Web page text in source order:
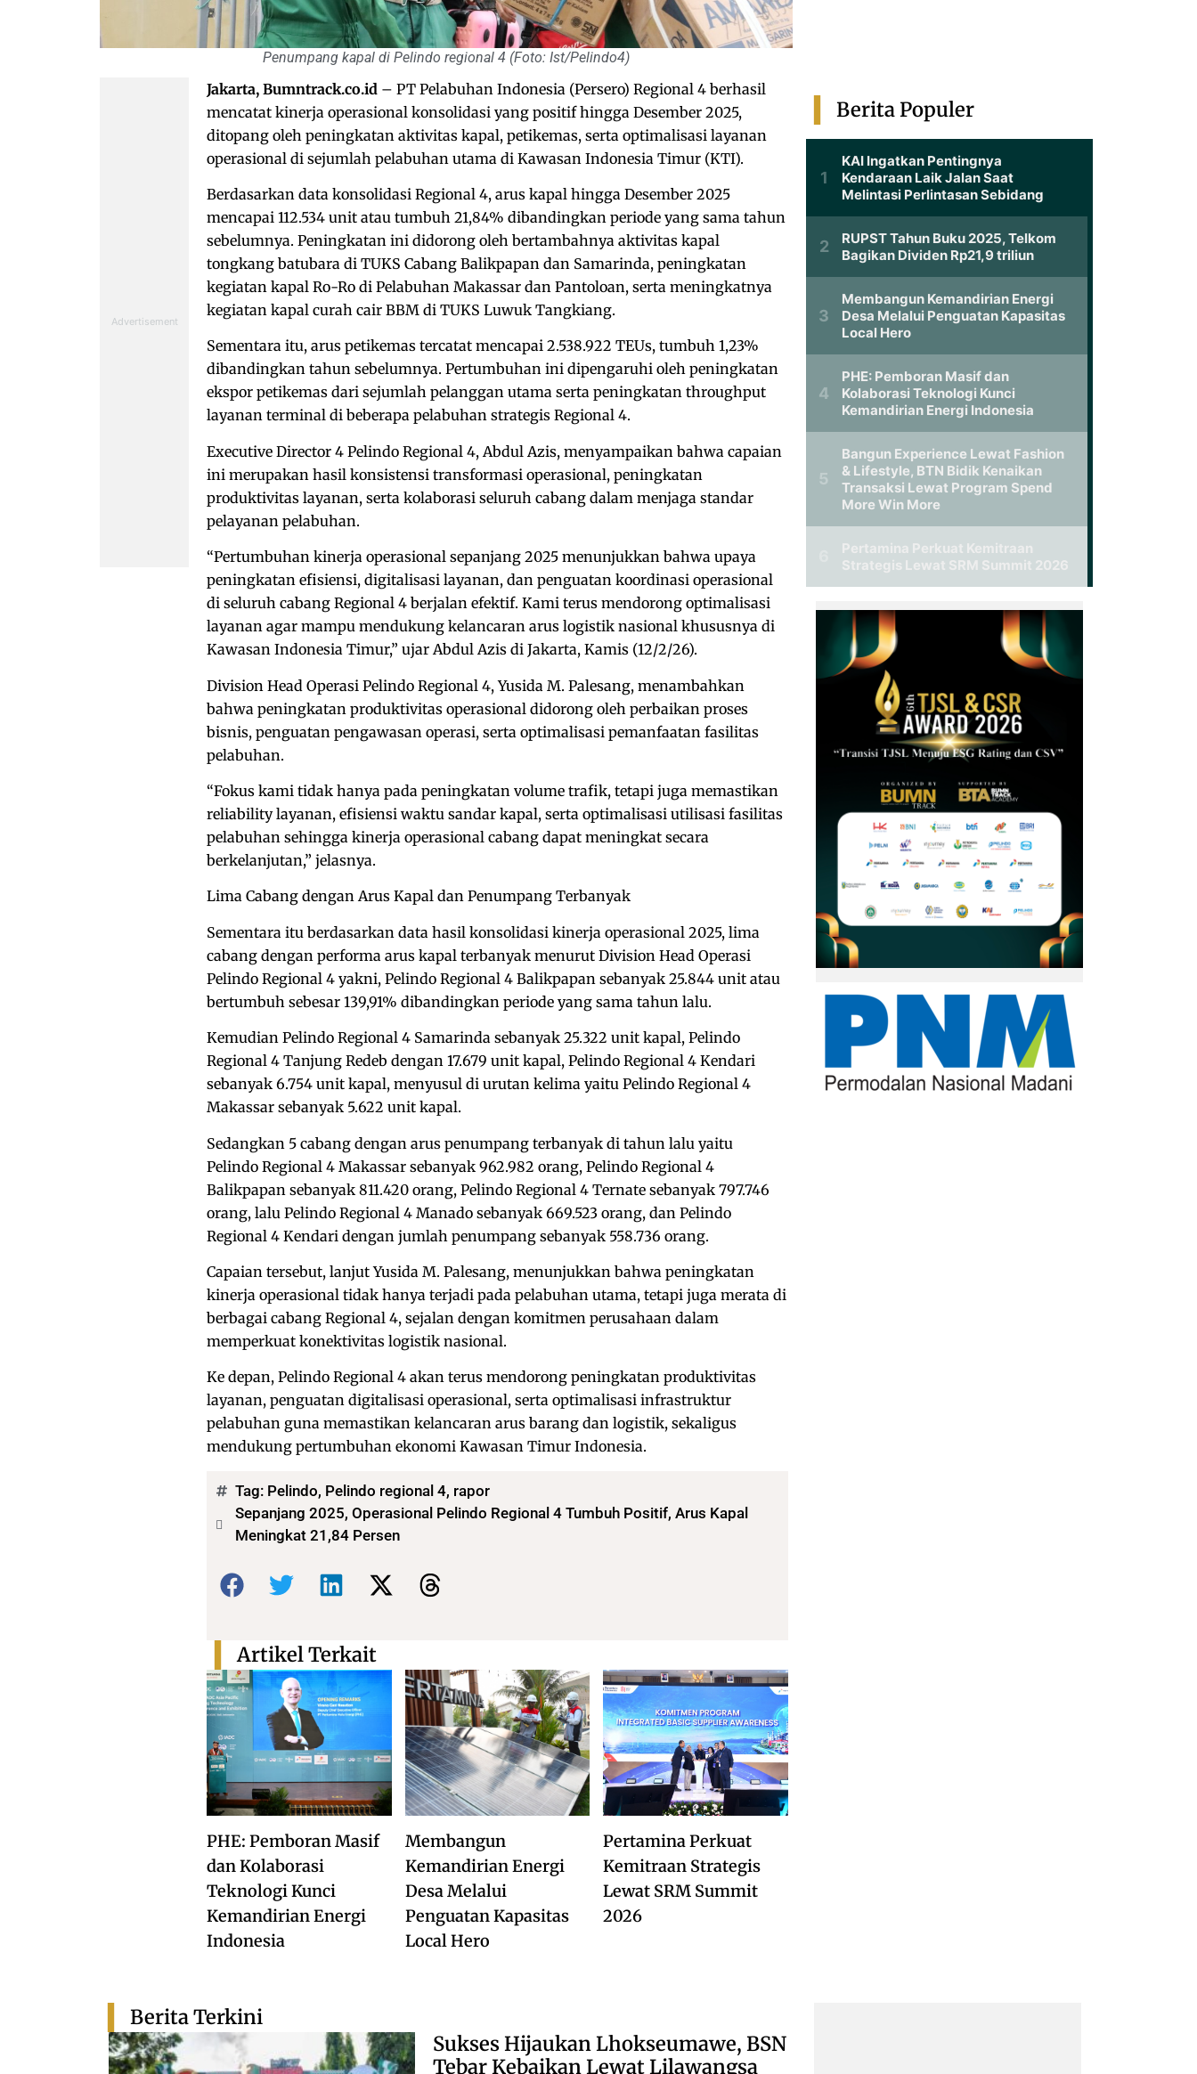
Penumpang kapal di Pelindo regional 4 (Foto: Ist/Pelindo4)
Jakarta, Bumntrack.co.id – PT Pelabuhan Indonesia (Persero) Regional 4 berhasil
mencatat kinerja operasional konsolidasi yang positif hingga Desember 2025,
ditopang oleh peningkatan aktivitas kapal, petikemas, serta optimalisasi layanan
operasional di sejumlah pelabuhan utama di Kawasan Indonesia Timur (KTI).
Berdasarkan data konsolidasi Regional 4, arus kapal hingga Desember 2025
mencapai 112.534 unit atau tumbuh 21,84% dibandingkan periode yang sama tahun
sebelumnya. Peningkatan ini didorong oleh bertambahnya aktivitas kapal
tongkang batubara di TUKS Cabang Balikpapan dan Samarinda, peningkatan
kegiatan kapal Ro-Ro di Pelabuhan Makassar dan Pantoloan, serta meningkatnya
kegiatan kapal curah cair BBM di TUKS Luwuk Tangkiang.
Sementara itu, arus petikemas tercatat mencapai 2.538.922 TEUs, tumbuh 1,23%
dibandingkan tahun sebelumnya. Pertumbuhan ini dipengaruhi oleh peningkatan
ekspor petikemas dari sejumlah pelanggan utama serta peningkatan throughput
layanan terminal di beberapa pelabuhan strategis Regional 4.
Executive Director 4 Pelindo Regional 4, Abdul Azis, menyampaikan bahwa capaian
ini merupakan hasil konsistensi transformasi operasional, peningkatan
produktivitas layanan, serta kolaborasi seluruh cabang dalam menjaga standar
pelayanan pelabuhan.
“Pertumbuhan kinerja operasional sepanjang 2025 menunjukkan bahwa upaya
peningkatan efisiensi, digitalisasi layanan, dan penguatan koordinasi operasional
di seluruh cabang Regional 4 berjalan efektif. Kami terus mendorong optimalisasi
layanan agar mampu mendukung kelancaran arus logistik nasional khususnya di
Kawasan Indonesia Timur,” ujar Abdul Azis di Jakarta, Kamis (12/2/26).
Division Head Operasi Pelindo Regional 4, Yusida M. Palesang, menambahkan
bahwa peningkatan produktivitas operasional didorong oleh perbaikan proses
bisnis, penguatan pengawasan operasi, serta optimalisasi pemanfaatan fasilitas
pelabuhan.
“Fokus kami tidak hanya pada peningkatan volume trafik, tetapi juga memastikan
reliability layanan, efisiensi waktu sandar kapal, serta optimalisasi utilisasi fasilitas
pelabuhan sehingga kinerja operasional cabang dapat meningkat secara
berkelanjutan,” jelasnya.
Lima Cabang dengan Arus Kapal dan Penumpang Terbanyak
Sementara itu berdasarkan data hasil konsolidasi kinerja operasional 2025, lima
cabang dengan performa arus kapal terbanyak menurut Division Head Operasi
Pelindo Regional 4 yakni, Pelindo Regional 4 Balikpapan sebanyak 25.844 unit atau
bertumbuh sebesar 139,91% dibandingkan periode yang sama tahun lalu.
Kemudian Pelindo Regional 4 Samarinda sebanyak 25.322 unit kapal, Pelindo
Regional 4 Tanjung Redeb dengan 17.679 unit kapal, Pelindo Regional 4 Kendari
sebanyak 6.754 unit kapal, menyusul di urutan kelima yaitu Pelindo Regional 4
Makassar sebanyak 5.622 unit kapal.
Sedangkan 5 cabang dengan arus penumpang terbanyak di tahun lalu yaitu
Pelindo Regional 4 Makassar sebanyak 962.982 orang, Pelindo Regional 4
Balikpapan sebanyak 811.420 orang, Pelindo Regional 4 Ternate sebanyak 797.746
orang, lalu Pelindo Regional 4 Manado sebanyak 669.523 orang, dan Pelindo
Regional 4 Kendari dengan jumlah penumpang sebanyak 558.736 orang.
Capaian tersebut, lanjut Yusida M. Palesang, menunjukkan bahwa peningkatan
kinerja operasional tidak hanya terjadi pada pelabuhan utama, tetapi juga merata di
berbagai cabang Regional 4, sejalan dengan komitmen perusahaan dalam
memperkuat konektivitas logistik nasional.
Ke depan, Pelindo Regional 4 akan terus mendorong peningkatan produktivitas
layanan, penguatan digitalisasi operasional, serta optimalisasi infrastruktur
pelabuhan guna memastikan kelancaran arus barang dan logistik, sekaligus
mendukung pertumbuhan ekonomi Kawasan Timur Indonesia.
Tag: Pelindo, Pelindo regional 4, rapor
Sepanjang 2025, Operasional Pelindo Regional 4 Tumbuh Positif, Arus Kapal
Meningkat 21,84 Persen
Bagikan:
PHE: Pemboran Masif
dan Kolaborasi
Teknologi Kunci
Kemandirian Energi
Indonesia
Membangun
Kemandirian Energi
Desa Melalui
Penguatan Kapasitas
Local Hero
Pertamina Perkuat
Kemitraan Strategis
Lewat SRM Summit
2026
Artikel Terkait
Berita Populer
Berita Terkini
Sukses Hijaukan Lhokseumawe, BSN
Tebar Kebaikan Lewat Lilawangsa